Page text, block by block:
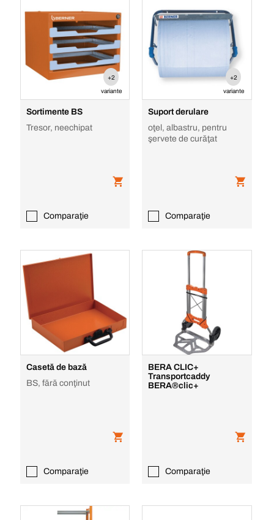
+2
variante
Sortimente BS
Tresor, neechipat
Comparaţie
+2
variante
Suport derulare
oţel, albastru, pentru
şervete de curăţat
Comparaţie
Casetă de bază
BS, fără conţinut
Comparaţie
BERA CLIC+
Transportcaddy
BERA®clic+
Comparaţie